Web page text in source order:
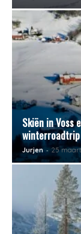
Jurjen 5 maart
Skiën in Voss
Jurjen - 25